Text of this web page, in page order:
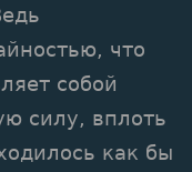
что
собой
силу, вплоть
как бы